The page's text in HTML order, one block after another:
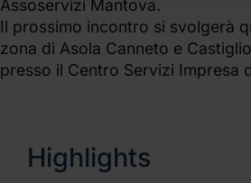
Assoservizi Mantova.
Il prossimo incontro si svolgerà
zona di Asola Canneto e
presso il Centro Servizi Impresa
Highlights